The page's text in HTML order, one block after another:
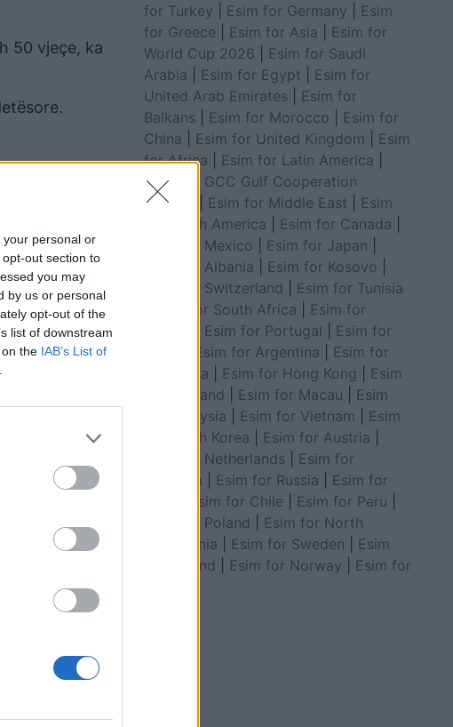
personal or
out section to
you may
by us or personal
opt-out of the
list of downstream
the IAB’s List of
50 vjeçe, ka
dërgohet
mëngjesin e
e Lungomares
të mbytet. I
for Turkey
Esim for Germany
Esim
for Greece
Esim for Asia
Esim for
World Cup 2026
Esim for Saudi
Arabia
Esim for Egypt
Esim for
United Arab Emirates
Esim for
Balkans
Esim for Morocco
Esim for
China
Esim for United Kingdom
Esim
for Africa
Esim for Latin America
Esim for GCC Gulf Cooperation
Council
Esim for Middle East
Esim
for South America
Esim for Canada
Esim for Mexico
Esim for Japan
Esim for Albania
Esim for Kosovo
Esim for Switzerland
Esim for Tunisia
Esim for South Africa
Esim for
Esim for Portugal
Esim for
Esim for Argentina
Esim for
Colombia
Esim for Hong Kong
Esim
for Thailand
Esim for Macau
Esim
for Malaysia
Esim for Vietnam
Esim
for South Korea
Esim for Austria
Esim for Netherlands
Esim for
Australia
Esim for Russia
Esim for
Esim for Chile Esim for Peru
Esim for Poland
Esim for North
Macedonia
Esim for Sweden
Esim
for Finland
Esim for Norway
Esim for